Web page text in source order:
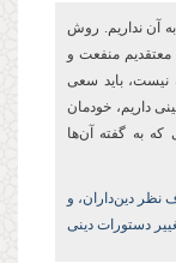
آن نداریم. روش
معتقدیم منفعت و
نیست، باید سعی
داریم، خودمان
که به گفته آن‌ها
نظر دین‌داران، و
دستورات دینی